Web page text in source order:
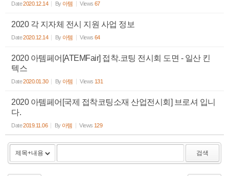
Date2020.12.14 By 아템 Views 67
2020 각 지자체 전시 지원 사업 정보
Date2020.12.14 By 아템 Views 64
2020 아템페어[ATEMFair] 접착.코팅 전시회 도면 - 일산 킨
텍스
Date2020.01.30 By 아템 Views 131
2020 아템페어[국제 접착코팅소재 산업전시회] 브로셔 입니
다.
Date2019.11.06 By 아템 Views 129
검색